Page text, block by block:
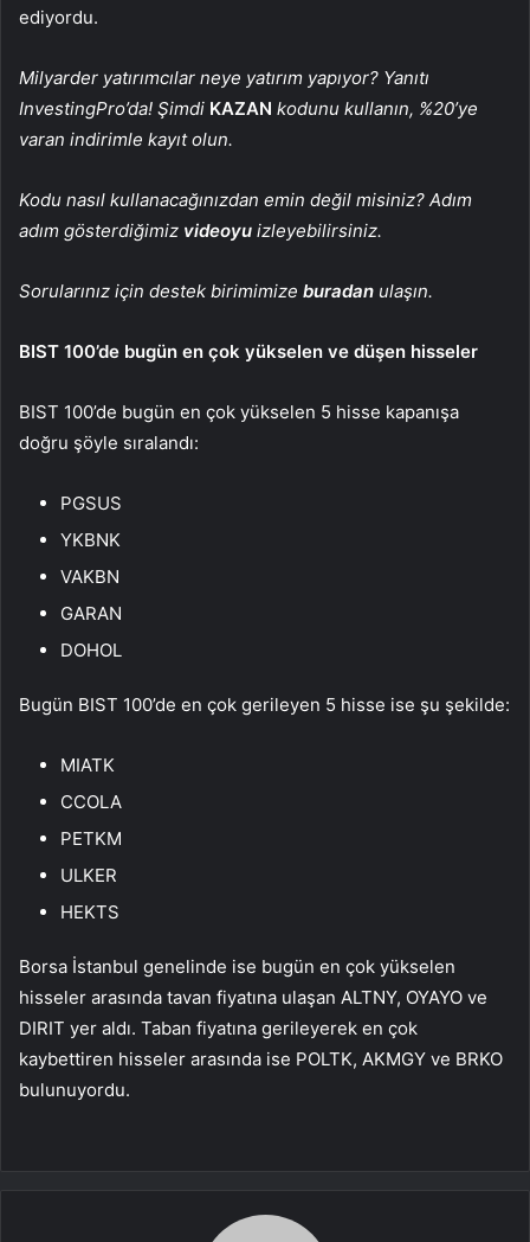
ediyordu.
Milyarder yatırımcılar neye yatırım yapıyor? Yanıtı
InvestingPro’da! Şimdi KAZAN kodunu kullanın, %20’ye
varan indirimle kayıt olun.
Kodu nasıl kullanacağınızdan emin değil misiniz? Adım
adım gösterdiğimiz videoyu izleyebilirsiniz.
Sorularınız için destek birimimize buradan ulaşın.
BIST 100’de bugün en çok yükselen ve düşen hisseler
BIST 100’de bugün en çok yükselen 5 hisse kapanışa
doğru şöyle sıralandı:
PGSUS
YKBNK
VAKBN
GARAN
DOHOL
Bugün BIST 100’de en çok gerileyen 5 hisse ise şu şekilde:
MIATK
CCOLA
PETKM
ULKER
HEKTS
Borsa İstanbul genelinde ise bugün en çok yükselen
hisseler arasında tavan fiyatına ulaşan ALTNY, OYAYO ve
DIRIT yer aldı. Taban fiyatına gerileyerek en çok
kaybettiren hisseler arasında ise POLTK, AKMGY ve BRKO
bulunuyordu.